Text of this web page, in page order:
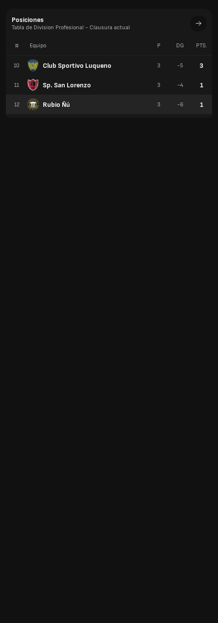
Posiciones
Tabla de Division Profesional - Clausura actual
# Equipo
10 Club Sportivo Luqueno
11 Sp. San Lorenzo
12 Rubio Ñú
P DG PTS.
3 -5 3
3 -4 1
3 -6 1